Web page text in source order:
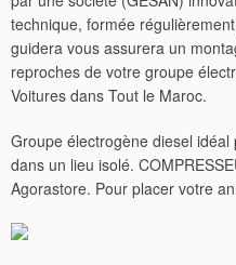
technique, formée
guidera vous assurera un
reproches de votre groupe
Voitures dans Tout le Maroc.
Groupe électrogène diesel
dans un lieu isolé.
Agorastore. Pour placer votre